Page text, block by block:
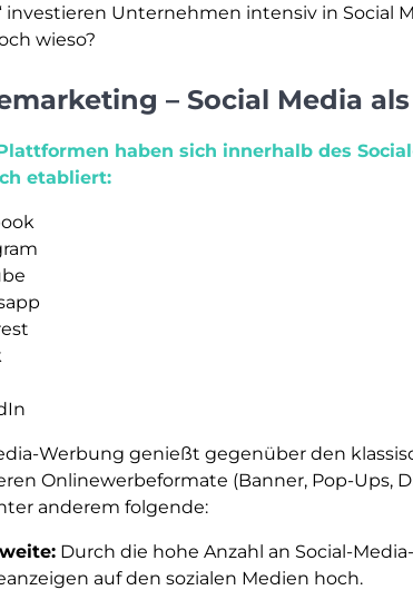
investieren Unternehmen intensiv in Social
wieso?
– Social Media
haben sich innerhalb des
etabliert:
Werbung genießt gegenüber den
Onlinewerbeformate (Banner, Pop-Ups,
anderem folgende:
Durch die hohe Anzahl an Social-
auf den sozialen Medien hoch.